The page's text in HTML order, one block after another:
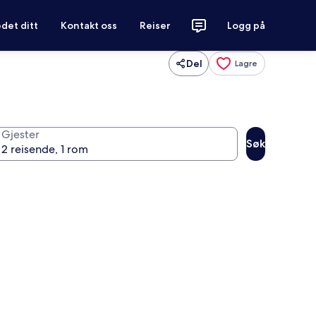
ditt Kontakt oss Reiser Logg på
Del Lagre
Gjester
Søk